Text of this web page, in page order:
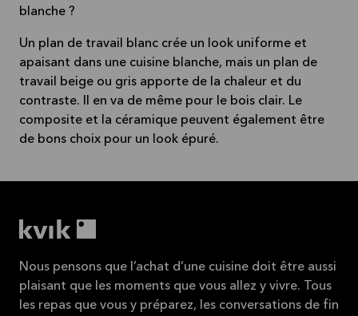
blanche ?
Un plan de travail blanc crée un look uniforme et
apaisant dans une cuisine blanche, mais un plan de
travail beige ou gris apporte de la chaleur et du
contraste. Il en va de même pour le bois clair. Le
composite et la céramique peuvent également être
de bons choix pour un look épuré.
Nous pensons que l’achat d’une cuisine doit être aussi
plaisant que les moments que vous allez y vivre. Tous
les repas que vous y préparez, les conversations de fin